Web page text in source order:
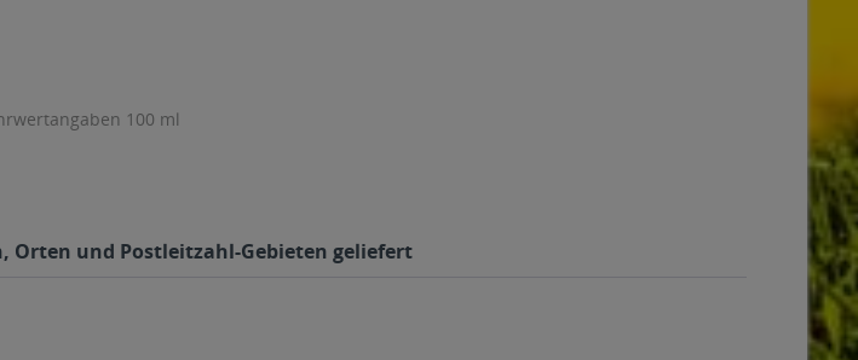
100 ml
Orten und Postleitzahl-Gebieten geliefert